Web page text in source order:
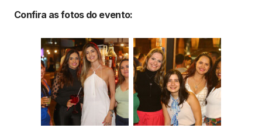
Confira as fotos do evento: